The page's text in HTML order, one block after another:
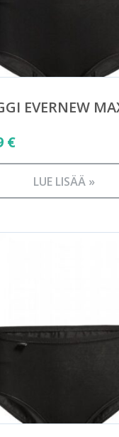
EVERNEW
€
LUE LISÄÄ »